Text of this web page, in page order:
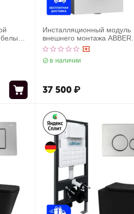
с
Инсталляционный модуль
внешнего монтажа ABBER
AC0107MW для подвесного
унитаза, белый
в наличии
37 500₽